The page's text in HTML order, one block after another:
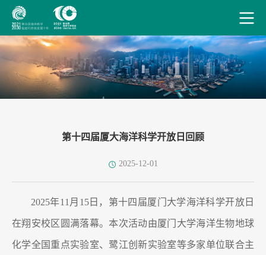
第十四届厦大海洋科学开放日回顾
2025-12-01
2025年11月15日，第十四届厦门大学海洋科学开放日
在翔安校区圆满落幕。本次活动由厦门大学海洋生物地球
化学全国重点实验室、鹭江创新实验室等多家单位联合主